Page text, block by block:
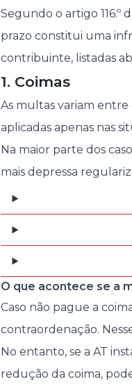
Segundo o artigo 116.º
prazo constitui uma
contribuinte, listadas
1. Coimas
As multas variam entre
aplicadas apenas nas
Na maior parte dos
mais depressa
O que acontece se a
Caso não pague a
contraordenação.
No entanto, se a AT
redução da coima,